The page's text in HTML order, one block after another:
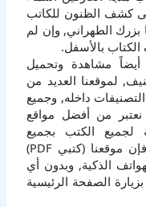
كشف الظنون للكاتب
بزرك الطهراني, وإن لم
بالأسفل.
أيضاً مشاهدة وتحميل
لموقعنا العديد من
داخله, وجميع
كما وأننا نعتبر من أفضل مواقع
لجميع الكتب بجميع
تخصصاتها, وبالنسبة لتصفح الموقع, فإن موقعنا (كتبي PDF)
الذكية, وبدون أي
الصفحة الرئيسية